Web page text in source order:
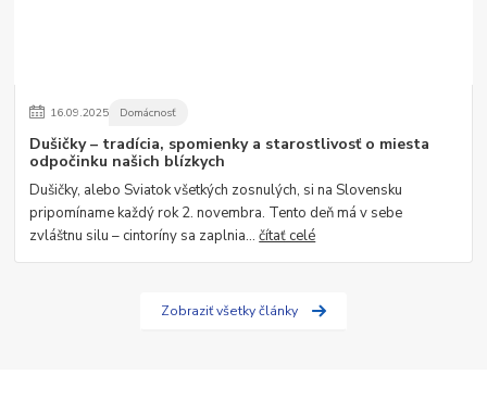
16.09.2025 Domácnosť
Dušičky – tradícia, spomienky a starostlivosť o miesta
odpočinku našich blízkych
Dušičky, alebo Sviatok všetkých zosnulých, si na Slovensku
pripomíname každý rok 2. novembra. Tento deň má v sebe
zvláštnu silu – cintoríny sa zaplnia...čítať celé
Zobraziť všetky články